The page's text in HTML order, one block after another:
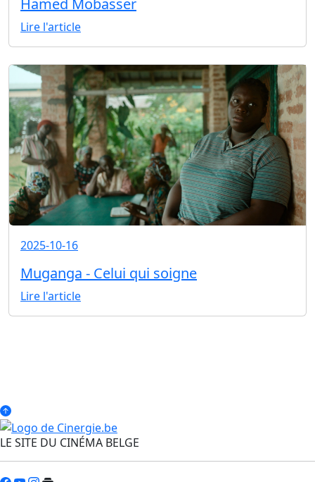
Hamed Mobasser
Lire l'article
2025-10-16
Muganga - Celui qui soigne
Lire l'article
LE SITE DU CINÉMA BELGE